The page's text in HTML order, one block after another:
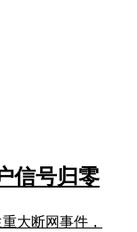
信号归零
大断网事件，